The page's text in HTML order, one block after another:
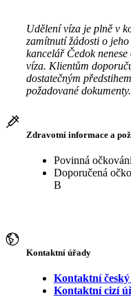
Udělení víza je plně v
zamítnutí žádosti o
kancelář Čedok
víza. Klientům
dostatečným
požadované dokumenty.
Zdravotní informace a
Povinná
Doporučená
B
Kontaktní úřady
Kontaktní
Kontaktní cizí